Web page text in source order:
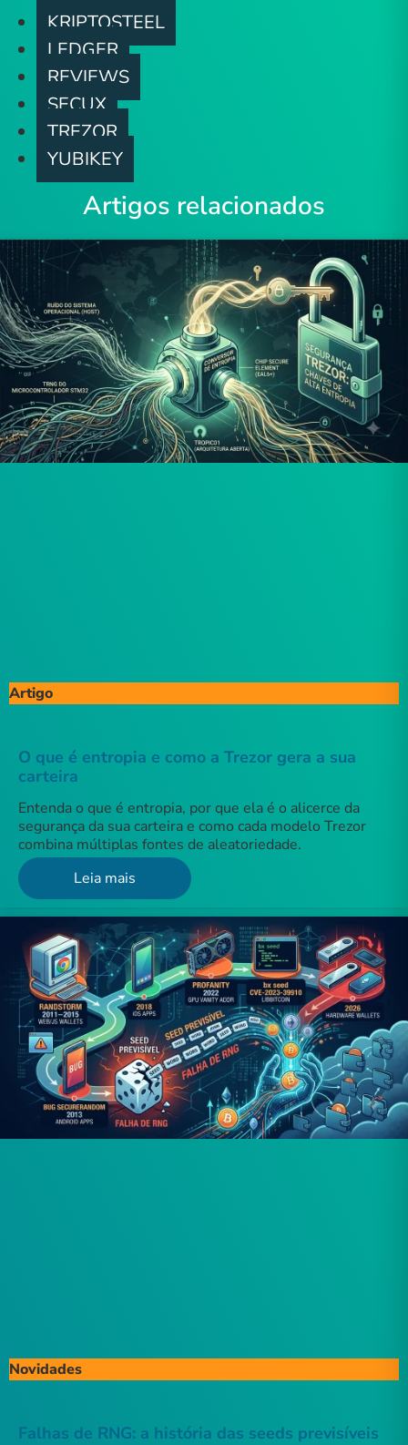
KRIPTOSTEEL
LEDGER
REVIEWS
SECUX
TREZOR
YUBIKEY
Artigos relacionados
Artigo
O que é entropia e como a Trezor gera a sua
carteira
Entenda o que é entropia, por que ela é o alicerce da
segurança da sua carteira e como cada modelo Trezor
combina múltiplas fontes de aleatoriedade.
Leia mais
Novidades
Falhas de RNG: a história das seeds previsíveis